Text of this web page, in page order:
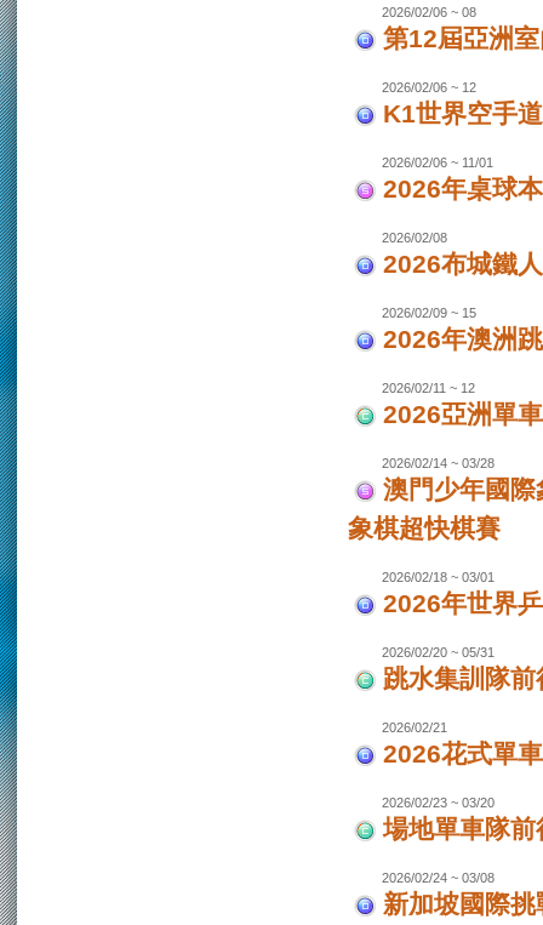
2026/02/06 ~ 08
第12屆亞洲
2026/02/06 ~ 12
K1世界空手
2026/02/06 ~ 11/01
2026年桌球
2026/02/08
2026布城鐵
2026/02/09 ~ 15
2026年澳洲
2026/02/11 ~ 12
2026亞洲單
2026/02/14 ~ 03/28
澳門少年國
象棋超快棋賽
2026/02/18 ~ 03/01
2026年世界
2026/02/20 ~ 05/31
跳水集訓隊
2026/02/21
2026花式單
2026/02/23 ~ 03/20
場地單車隊
2026/02/24 ~ 03/08
新加坡國際